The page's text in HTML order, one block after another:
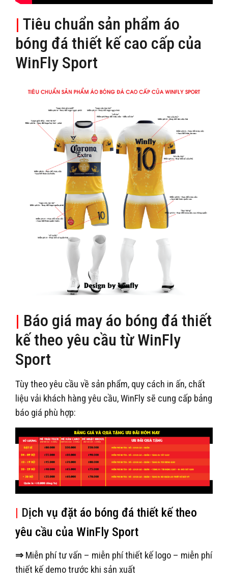
| Tiêu chuẩn sản phẩm áo
bóng đá thiết kế cao cấp của
WinFly Sport
| Báo giá may áo bóng đá thiết
kế theo yêu cầu từ WinFly
Sport
Tùy theo yêu cầu về sản phẩm, quy cách in ấn, chất
liệu vải khách hàng yêu cầu, WinFly sẽ cung cấp bảng
báo giá phù hợp:
| Dịch vụ đặt áo bóng đá thiết kế theo
yêu cầu của WinFly Sport
⇒ Miễn phí tư vấn – miễn phí thiết kế logo – miễn phí
thiết kế demo trước khi sản xuất